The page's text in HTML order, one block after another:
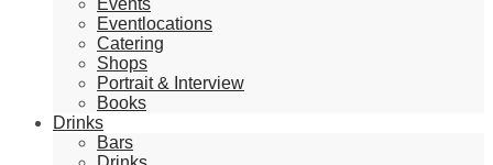
Events
Eventlocations
Catering
Shops
Portrait & Interview
Books
Drinks
Bars